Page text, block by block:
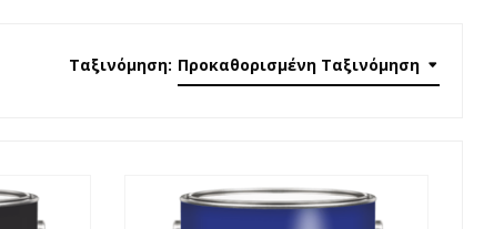
Ταξινόμηση: Προκαθορισμένη Ταξινόμηση